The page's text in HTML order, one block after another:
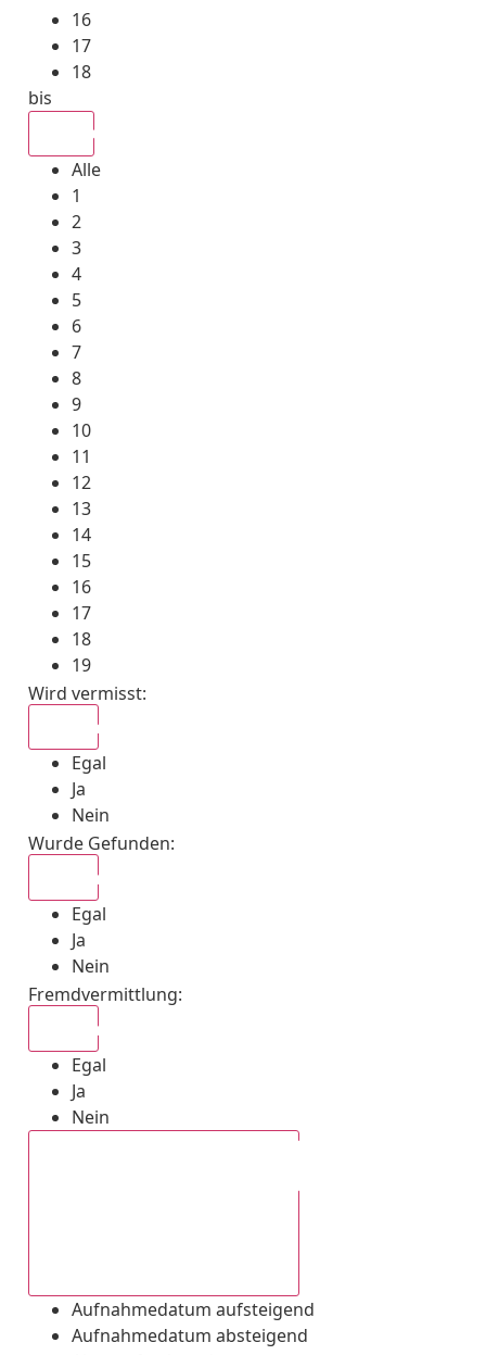
16
17
18
bis
Alle
1
2
3
4
5
6
7
8
9
10
11
12
13
14
15
16
17
18
19
Wird vermisst:
Egal
Ja
Nein
Wurde Gefunden:
Egal
Ja
Nein
Fremdvermittlung:
Egal
Ja
Nein
Aufnahmedatum aufsteigend
Aufnahmedatum absteigend